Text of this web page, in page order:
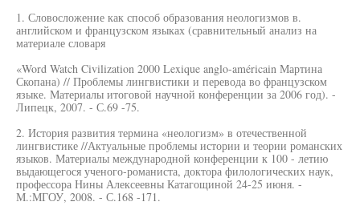
1. Словосложение как способ образования неологизмов в.
английском и французском языках (сравнительный анализ на
материале словаря
«Word Watch Civilization 2000 Lexique anglo-américain Мартина
Скопана) // Проблемы лингвистики и перевода во французском
языке. Материалы итоговой научной конференции за 2006 год). -
Липецк, 2007. - С.69 -75.
2. История развития термина «неологизм» в отечественной
лингвистике //Актуальные проблемы истории и теории романских
языков. Материалы международной конференции к 100 - летию
выдающегося ученого-романиста, доктора филологических наук,
профессора Нины Алексеевны Катагощиной 24-25 июня. -
М.:МГОУ, 2008. - С.168 -171.